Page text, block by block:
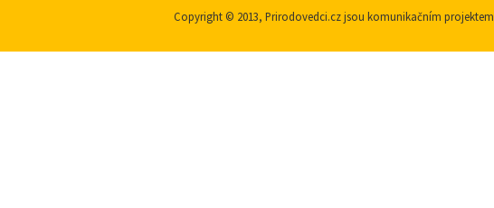
Copyright © 2013, Prirodovedci.cz jsou komunikačním projektem